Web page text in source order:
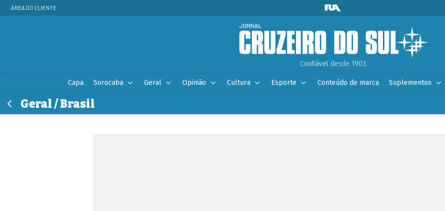
ÁREA DO CLIENTE
Confiável desde 1903.
Capa Sorocaba Geral Opinião Cultura Esporte Conteúdo de marca Suplementos
Geral / Brasil